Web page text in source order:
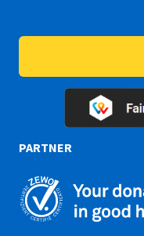
PARTNER